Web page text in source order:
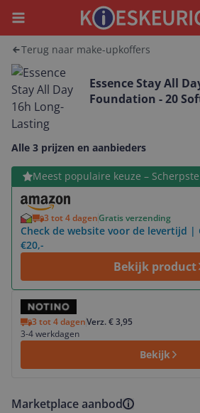
Menu
Terug naar make-upkoffers
Essence Stay All
Foundation - 20
Alle 3 prijzen en aanbieders
Meest populaire keuze –
3 tot 4 dagenGratis verzending
Check de website voor de levertijd |
€20,-
Bekijk product
Bekijk product
3 tot 4 dagenVerz. € 3,95
3-4 werkdagen
Bekijk
Bekijk product
Marketplace aanbod